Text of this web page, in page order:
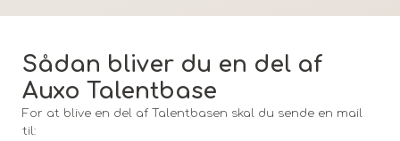
Sådan bliver du en del af
Auxo Talentbase
For at blive en del af Talentbasen skal du sende en mail
til: